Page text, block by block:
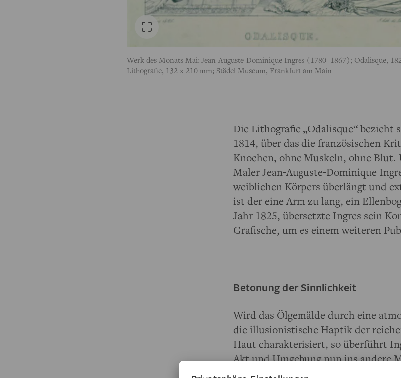
Werk des Monats Mai: Jean-Auguste-Dominique Ingres (1780–1867); Odalisque,
Lithografie, 132 x 210 mm; Städel Museum, Frankfurt am Main
Die Lithografie „Odalisque“ bezieht
1814, über das die französischen
Knochen, ohne Muskeln, ohne
Maler Jean-Auguste-Dominique
weiblichen Körpers überlängt und
ist der eine Arm zu lang, ein
Jahr 1825, übersetzte Ingres sein
Grafische, um es einem weiteren
Betonung der Sinnlichkeit
Wird das Ölgemälde durch eine
die illusionistische Haptik der
Haut charakterisiert, so überführt
Akt und Umgebung nun ins andere
Konturen, die Faltenwürfe der